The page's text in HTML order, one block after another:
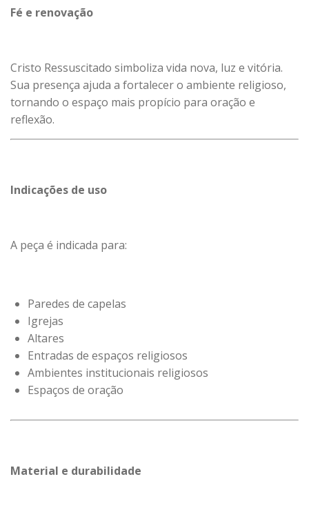
Fé e renovação
Cristo Ressuscitado simboliza vida nova, luz e vitória.
Sua presença ajuda a fortalecer o ambiente religioso,
tornando o espaço mais propício para oração e
reflexão.
Indicações de uso
A peça é indicada para:
Paredes de capelas
Igrejas
Altares
Entradas de espaços religiosos
Ambientes institucionais religiosos
Espaços de oração
Material e durabilidade